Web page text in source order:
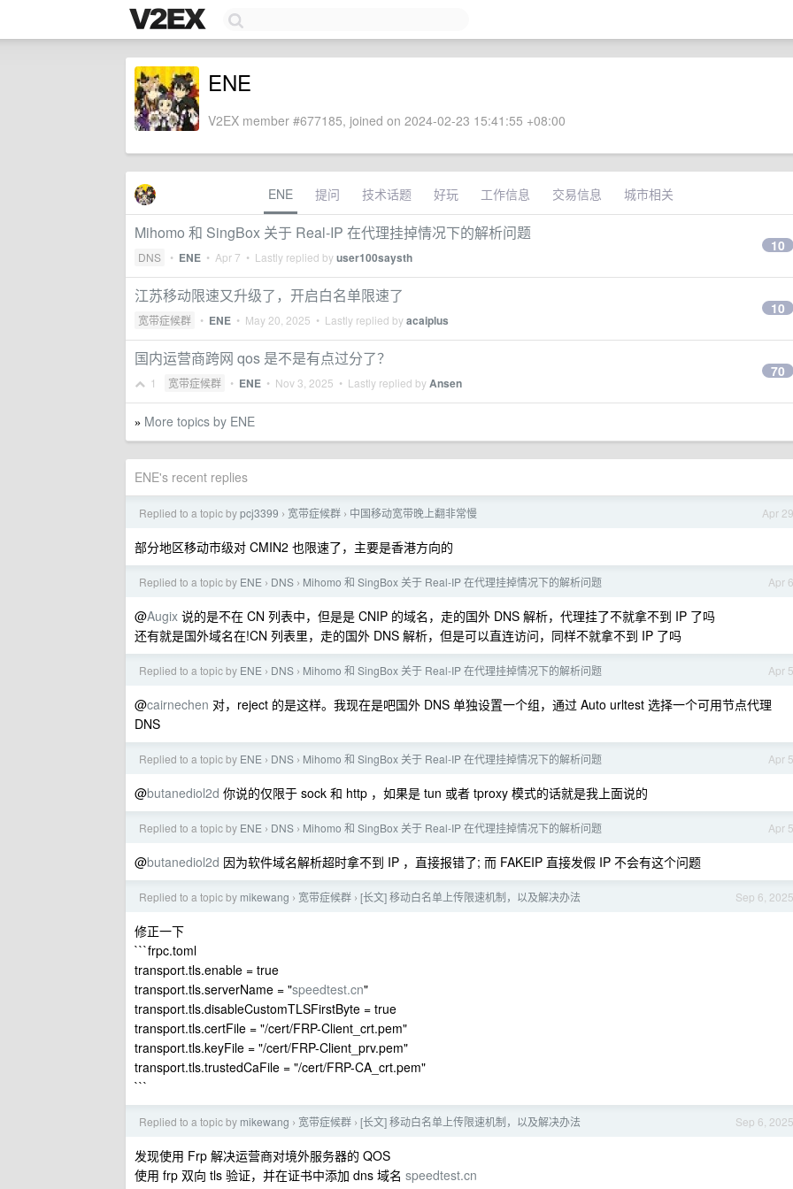
ENE
V2EX member #677185, joined on 2024-02-23 15:41:55 +08:00
ENE 提问 技术话题 好玩 工作信息 交易信息 城市相关
Mihomo 和 SingBox 关于 Real-IP 在代理挂掉情况下的解析问题
DNS • ENE • Apr 7 • Lastly replied byuser100saysth
10
江苏移动限速又升级了，开启白名单限速了
宽带症候群 • ENE • May 20, 2025 • Lastly replied byacaiplus
10
国内运营商跨网 qos 是不是有点过分了？
1 宽带症候群 • ENE • Nov 3, 2025 • Lastly replied byAnsen
70
» More topics by ENE
ENE's recent replies
Apr 29
Replied to a topic bypcj3399 › 宽带症候群 › 中国移动宽带晚上翻非常慢
部分地区移动市级对 CMIN2 也限速了，主要是香港方向的
Apr 6
Replied to a topic by ENE › DNS › Mihomo 和 SingBox 关于 Real-IP 在代理挂掉情况下的解析问题
@Augix 说的是不在 CN 列表中，但是是 CNIP 的域名，走的国外 DNS 解析，代理挂了不就拿不到 IP 了吗
还有就是国外域名在!CN 列表里，走的国外 DNS 解析，但是可以直连访问，同样不就拿不到 IP 了吗
Apr 5
Replied to a topic by ENE › DNS › Mihomo 和 SingBox 关于 Real-IP 在代理挂掉情况下的解析问题
@cairnechen 对，reject 的是这样。我现在是吧国外 DNS 单独设置一个组，通过 Auto urltest 选择一个可用节点代理
DNS
Apr 5
Replied to a topic by ENE › DNS › Mihomo 和 SingBox 关于 Real-IP 在代理挂掉情况下的解析问题
@butanediol2d 你说的仅限于 sock 和 http ，如果是 tun 或者 tproxy 模式的话就是我上面说的
Apr 5
Replied to a topic by ENE › DNS › Mihomo 和 SingBox 关于 Real-IP 在代理挂掉情况下的解析问题
@butanediol2d 因为软件域名解析超时拿不到 IP ，直接报错了; 而 FAKEIP 直接发假 IP 不会有这个问题
Sep 6, 2025
Replied to a topic by mikewang › 宽带症候群 › [长文] 移动白名单上传限速机制，以及解决办法
修正一下
```frpc.toml
transport.tls.enable = true
transport.tls.serverName = "speedtest.cn"
transport.tls.disableCustomTLSFirstByte = true
transport.tls.certFile = "/cert/FRP-Client_crt.pem"
transport.tls.keyFile = "/cert/FRP-Client_prv.pem"
transport.tls.trustedCaFile = "/cert/FRP-CA_crt.pem"
```
Sep 6, 2025
Replied to a topic by mikewang › 宽带症候群 › [长文] 移动白名单上传限速机制，以及解决办法
发现使用 Frp 解决运营商对境外服务器的 QOS
使用 frp 双向 tls 验证，并在证书中添加 dns 域名 speedtest.cn